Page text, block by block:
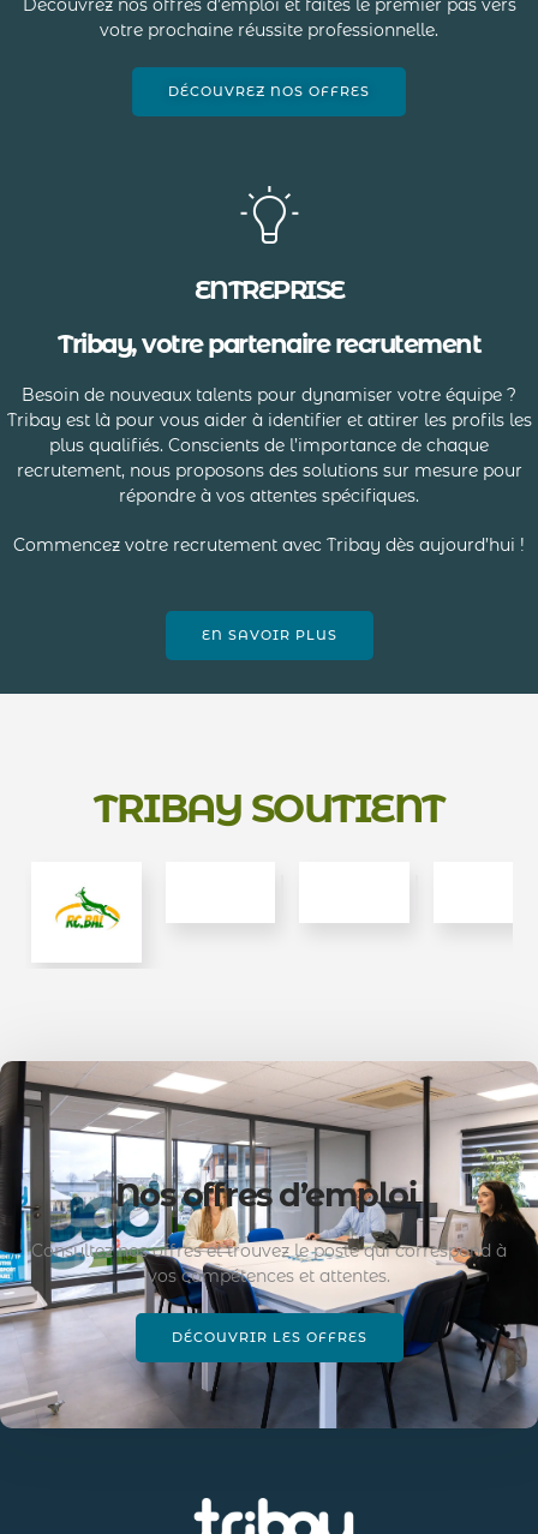
Découvrez nos offres d’emploi et faites le premier pas vers
votre prochaine réussite professionnelle.
DÉCOUVREZ NOS OFFRES
ENTREPRISE
Tribay, votre partenaire recrutement
Besoin de nouveaux talents pour dynamiser votre équipe ?
Tribay est là pour vous aider à identifier et attirer les profils les
plus qualifiés. Conscients de l’importance de chaque
recrutement, nous proposons des solutions sur mesure pour
répondre à vos attentes spécifiques.
Commencez votre recrutement avec Tribay dès aujourd’hui !
EN SAVOIR PLUS
TRIBAY SOUTIENT
Nos offres d’emploi
Consultez nos offres et trouvez le poste qui correspond à
vos compétences et attentes.
DÉCOUVRIR LES OFFRES